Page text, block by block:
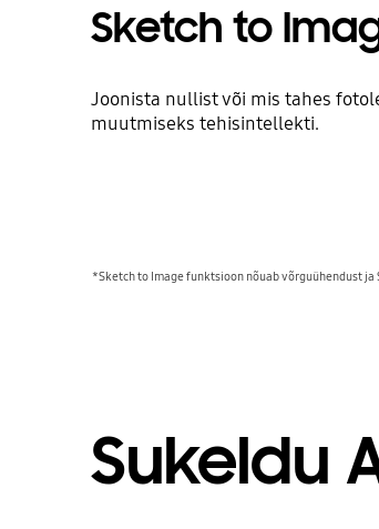
Sketch to
Joonista nullist või mis tahes
muutmiseks tehisintellekti.
*Sketch to Image funktsioon nõuab võrguühendust
Sukeldu